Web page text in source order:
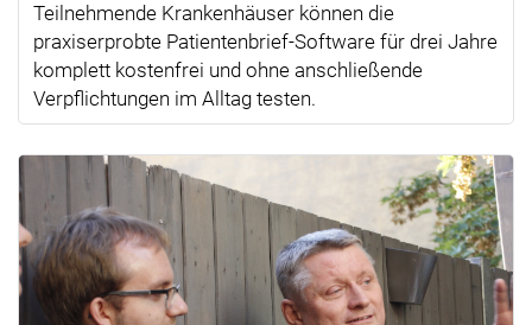
Teilnehmende Krankenhäuser können die
praxiserprobte Patientenbrief-Software für drei Jahre
komplett kostenfrei und ohne anschließende
Verpflichtungen im Alltag testen.